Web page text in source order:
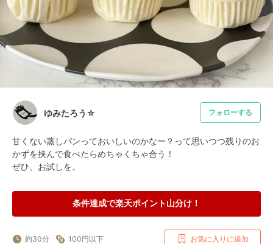
ゆみたろう☆ フォローする
甘くない蒸しパンっておいしいのかなー？って思いつつ残りのお
かずを挟んで食べたらめちゃくちゃ合う！
ぜひ、お試しを。
条件達成で楽天ポイント山分け！
約30分 100円以下 お気に入りに追加